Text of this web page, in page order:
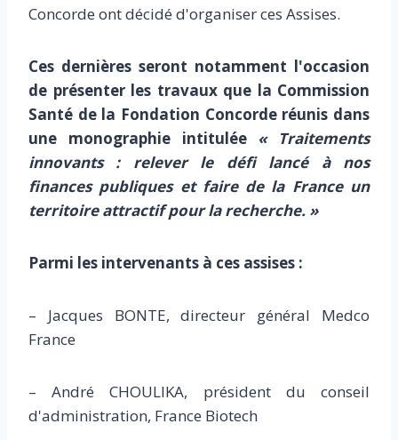
Concorde ont décidé d'organiser ces Assises.
Ces dernières seront notamment l'occasion
de présenter les travaux que la Commission
Santé de la Fondation Concorde réunis dans
une monographie intitulée « Traitements
innovants : relever le défi lancé à nos
finances publiques et faire de la France un
territoire attractif pour la recherche. »
Parmi les intervenants à ces assises :
– Jacques BONTE, directeur général Medco
France
– André CHOULIKA, président du conseil
d'administration, France Biotech